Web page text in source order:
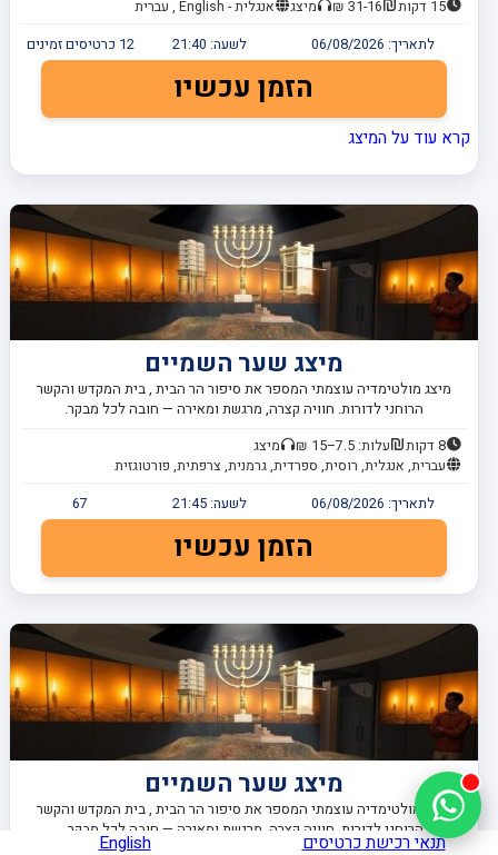
15 דקות 31-16 ₪ מיצג
אנגלית - English , עברית
לתאריך: 06/08/2026 לשעה: 21:40
12 כרטיסים זמינים
הזמן עכשיו
קרא עוד על המיצג
מיצג שער השמיים
מיצג מולטימדיה עוצמתי המספר את סיפור הר הבית , בית המקדש והקשר
הרוחני לדורות. חוויה קצרה, מרגשת ומאירה — חובה לכל מבקר.
8 דקות עלות: 7.5–15 ₪
מיצג
עברית, אנגלית, רוסית, ספרדית, גרמנית, צרפתית, פורטוגזית
לתאריך: 06/08/2026 לשעה:21:45
67
הזמן עכשיו
מיצג שער השמיים
מיצג מולטימדיה עוצמתי המספר את סיפור הר הבית , בית המקדש והקשר
הרוחני לדורות. חוויה קצרה, מרגשת ומאירה — חובה לכל מבקר.
תנאי רכישת כרטיסים English